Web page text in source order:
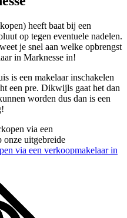
heeft baat bij een
op tegen eventuele nadelen.
je snel aan welke opbrengst
in Marknesse in!
is een makelaar inschakelen
een pre. Dikwijls gaat het dan
worden dus dan is een
via een
onze uitgebreide
via een verkoopmakelaar in